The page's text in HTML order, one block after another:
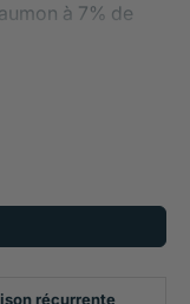
à 7% de
céréales,
récurrente